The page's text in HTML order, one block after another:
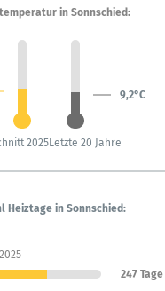
in Sonnschied:
9,2°C
2025Letzte 20 Jahre
Heiztage in Sonnschied:
247 Tage